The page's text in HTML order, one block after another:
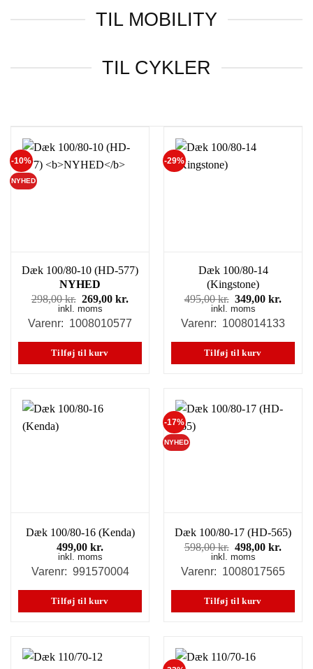
TIL MOBILITY
TIL CYKLER
-10%
NYHED
Dæk 100/80-10 (HD-577)
NYHED
298,00kr. Den
oprindelige
pris
298,00 kr..
269,00kr.
pris
269,00 kr..
inkl. moms
Varenr: 1008010577
Tilføj til kurv
-29%
Dæk 100/80-14
(Kingstone)
495,00kr. Den
oprindelige
pris
495,00 kr..
349,00kr.
pris
inkl. moms
Varenr: 1008014133
Tilføj til kurv
Dæk 100/80-16 (Kenda)
499,00 kr.
inkl. moms
Varenr: 991570004
Tilføj til kurv
-17%
NYHED
Dæk 100/80-17 (HD-565)
598,00kr. Den
oprindelige
pris
598,00 kr..
498,00kr.Den
pris
inkl. moms
Varenr: 1008017565
Tilføj til kurv